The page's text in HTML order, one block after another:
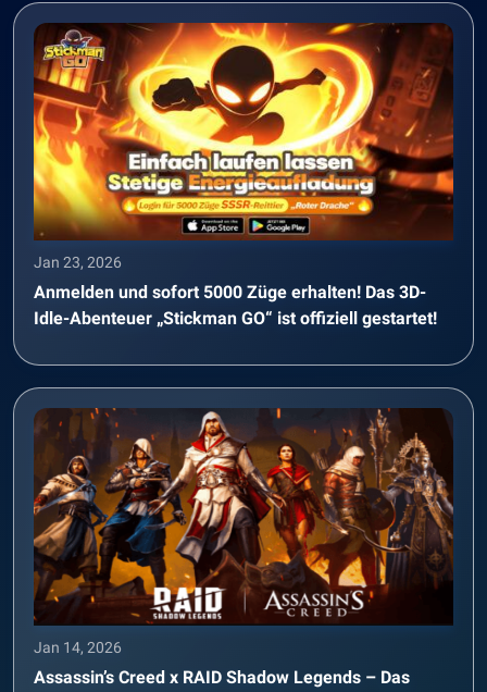
Jan 23, 2026
Anmelden und sofort 5000 Züge erhalten! Das 3D-
Idle-Abenteuer „Stickman GO“ ist offiziell gestartet!
Jan 14, 2026
Assassin’s Creed x RAID Shadow Legends – Das